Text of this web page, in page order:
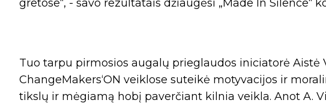
gretose“, - savo rezultatais džiaugėsi „Made In Silence“
Tuo tarpu pirmosios augalų prieglaudos iniciatorė Aistė
ChangeMakers‘ON veiklose suteikė motyvacijos ir
tikslų ir mėgiamą hobį paverčiant kilnia veikla. Anot A.